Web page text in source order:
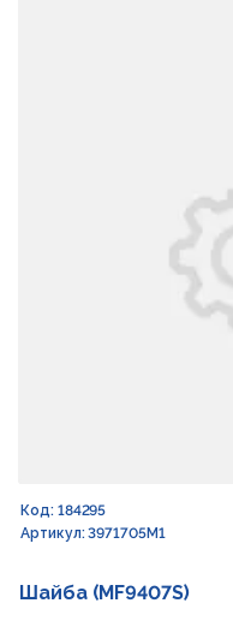
Код: 184295
Артикул: 3971705M1
Шайба (MF9407S)